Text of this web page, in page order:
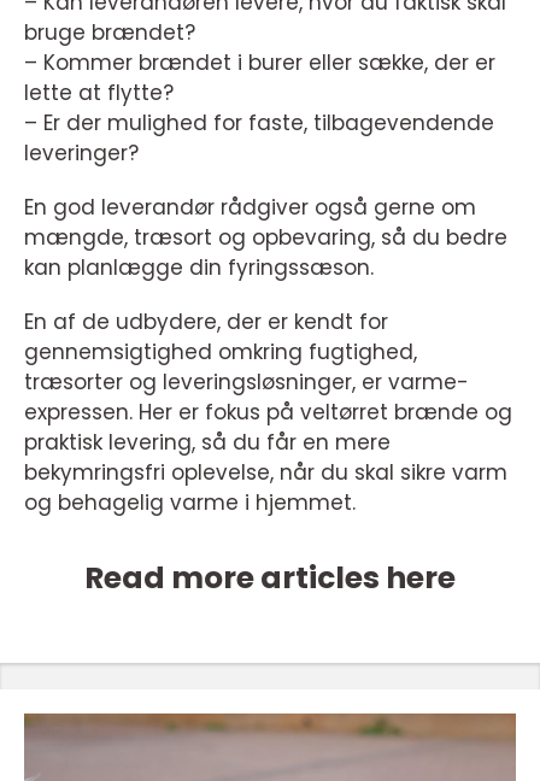
bruge brændet?
– Kommer brændet i burer eller sække, der er
lette at flytte?
– Er der mulighed for faste, tilbagevendende
leveringer?
En god leverandør rådgiver også gerne om
mængde, træsort og opbevaring, så du bedre
kan planlægge din fyringssæson.
En af de udbydere, der er kendt for
gennemsigtighed omkring fugtighed,
træsorter og leveringsløsninger, er varme-
expressen. Her er fokus på veltørret brænde og
praktisk levering, så du får en mere
bekymringsfri oplevelse, når du skal sikre varm
og behagelig varme i hjemmet.
Read more articles here